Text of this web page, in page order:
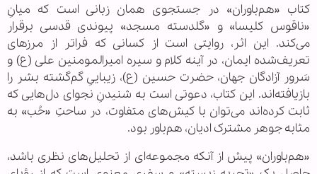
کتاب «هم‌باوران» در جستجوی همان زبانی است که میانِ
«ناقوس کلیسا» و «گلدسته مسجد» پیوندی قدسی برقرار
می‌کند. این اثر، روایتی است از کسانی که فراتر از مرزهای
تعریف‌شده ایمان، در آینه کلام و سیره امیرالمومنین علی (ع) و
سَرور آزادگان جهان، حضرت حسین (ع)، زیباییِ گم‌گشته بشر را
بازیافته‌اند. این کتاب، دعوتی است به شنیدنِ نجوای دل‌هایی که
ثابت کرده‌اند می‌توان با کیش‌های متفاوت، در ساحتِ «حُب» به
مثابه جوهر مشترک ادیان، هم‌باور بود.
«هم‌باوران» پیش از آنکه مجموعه‌ای از تحلیل‌های نظری باشد،